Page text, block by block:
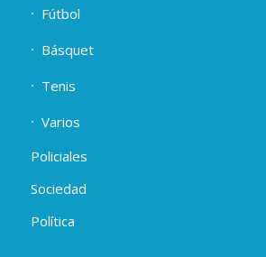
Fútbol
Básquet
Tenis
Varios
Policiales
Sociedad
Política